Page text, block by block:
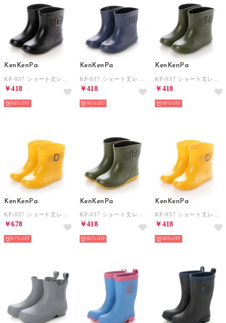
KenKenPa
￥418
80%
KenKenPa
￥418
80%
KenKenPa
￥418
80%
KenKenPa
￥678
67%
KenKenPa
￥418
80%
KenKenPa
￥418
80%